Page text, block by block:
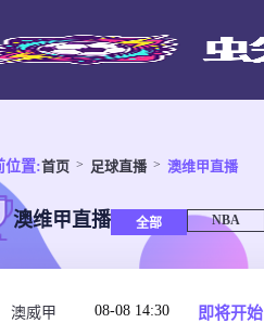
位置:首页 足球直播 澳维甲直播
澳维甲直播 全部 NBA
澳威甲 08-08 14:30 即将开始